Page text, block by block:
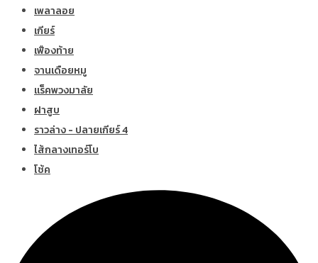
เพลาลอย
เกียร์
เฟืองท้าย
จานเดือยหมู
แร็คพวงมาลัย
ฝาสูบ
ราวล่าง - ปลายเกียร์ 4
ไส้กลางเทอร์โบ
โช้ค